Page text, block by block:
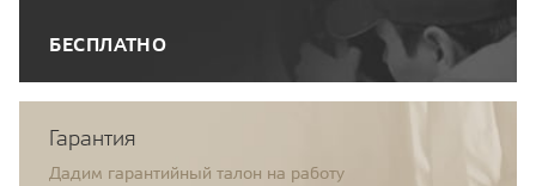
БЕСПЛАТНО
Гарантия
Дадим гарантийный талон на работу